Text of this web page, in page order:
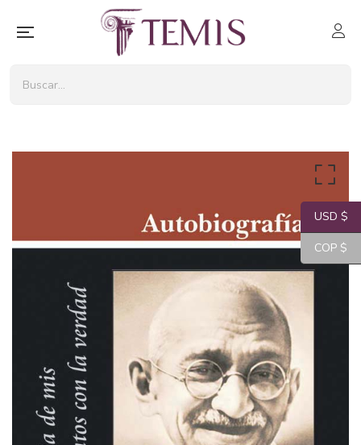
USD $
COP $